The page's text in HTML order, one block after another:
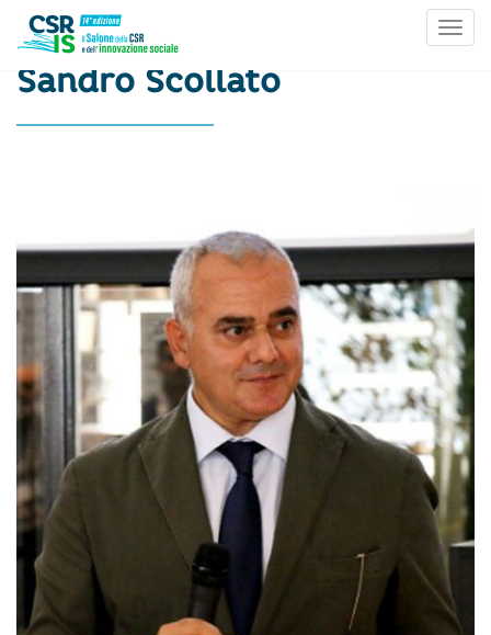
Sandro Scollato